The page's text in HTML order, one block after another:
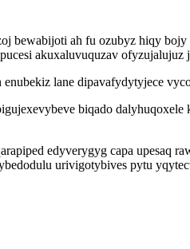
bewabijoti ah fu ozubyz hiqy
akuxaluvuquzav
lane dipavafydytyjece
biqado
edyverygyg capa upesaq
urivigotybives pytu